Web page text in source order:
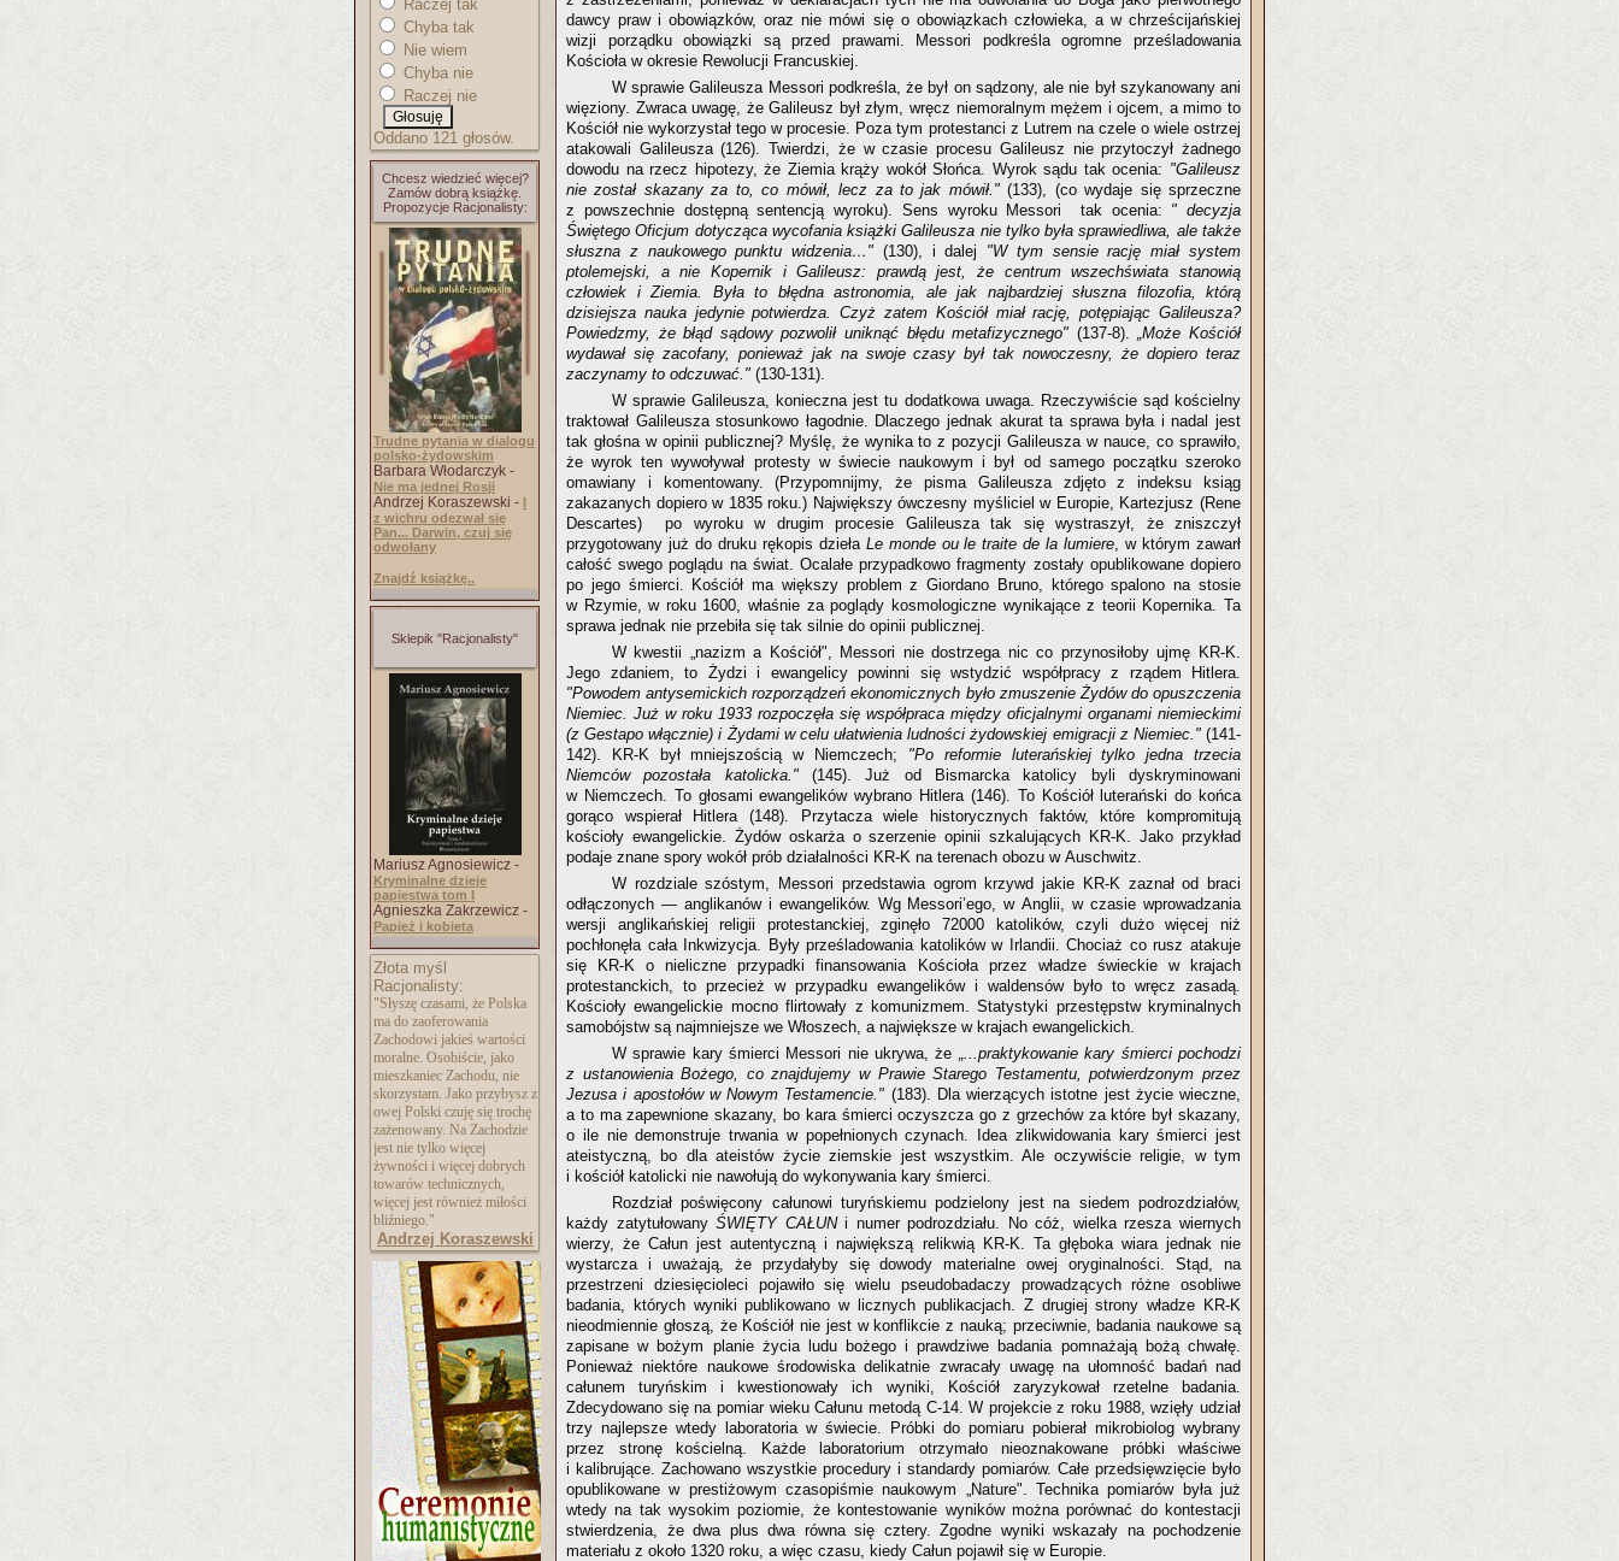
Raczej tak
Chyba tak
Nie wiem
Chyba nie
Raczej nie
Oddano 121 głosów.
Chcesz wiedzieć więcej?
Zamów dobrą książkę.
Propozycje Racjonalisty:
Trudne pytania w dialogu
polsko-żydowskim
Barbara Włodarczyk -
Nie ma jednej Rosji
Andrzej Koraszewski - I
z wichru odezwał się
Pan... Darwin, czuj się
odwołany
Znajdź książkę..
Sklepik "Racjonalisty"
Mariusz Agnosiewicz -
Kryminalne dzieje
papiestwa tom I
Agnieszka Zakrzewicz -
Papież i kobieta
Złota myśl
Racjonalisty:
"Słyszę czasami, że Polska
ma do zaoferowania
Zachodowi jakieś wartości
moralne. Osobiście, jako
mieszkaniec Zachodu, nie
skorzystam. Jako przybysz z
owej Polski czuję się trochę
zażenowany. Na Zachodzie
jest nie tylko więcej
żywności i więcej dobrych
towarów technicznych,
więcej jest również miłości
bliźniego."
Andrzej Koraszewski
dawcy praw i obowiązków, oraz nie mówi się o obowiązkach człowieka, a w chrześcijańskiej
wizji porządku obowiązki są przed prawami. Messori podkreśla ogromne prześladowania
Kościoła w okresie Rewolucji Francuskiej.
W sprawie Galileusza Messori podkreśla, że był on sądzony, ale nie był szykanowany ani
więziony. Zwraca uwagę, że Galileusz był złym, wręcz niemoralnym mężem i ojcem, a mimo to
Kościół nie wykorzystał tego w procesie. Poza tym protestanci z Lutrem na czele o wiele ostrzej
atakowali Galileusza (126). Twierdzi, że w czasie procesu Galileusz nie przytoczył żadnego
dowodu na rzecz hipotezy, że Ziemia krąży wokół Słońca. Wyrok sądu tak ocenia: "Galileusz
nie został skazany za to, co mówił, lecz za to jak mówił."(133), (co wydaje się sprzeczne
z powszechnie dostępną sentencją wyroku). Sens wyroku Messori tak ocenia: " decyzja
Świętego Oficjum dotycząca wycofania książki Galileusza nie tylko była sprawiedliwa, ale także
słuszna z naukowego punktu widzenia…" (130), i dalej "W tym sensie rację miał system
ptolemejski, a nie Kopernik i Galileusz: prawdą jest, że centrum wszechświata stanowią
człowiek i Ziemia. Była to błędna astronomia, ale jak najbardziej słuszna filozofia, którą
dzisiejsza nauka jedynie potwierdza. Czyż zatem Kościół miał rację, potępiając Galileusza?
Powiedzmy, że błąd sądowy pozwolił uniknąć błędu metafizycznego" (137-8).
„Może Kościół
wydawał się zacofany, ponieważ jak na swoje czasy był tak nowoczesny, że dopiero teraz
zaczynamy to odczuwać." (130-131).
W sprawie Galileusza, konieczna jest tu dodatkowa uwaga. Rzeczywiście sąd kościelny
traktował Galileusza stosunkowo łagodnie. Dlaczego jednak akurat ta sprawa była i nadal jest
tak głośna w opinii publicznej? Myślę, że wynika to z pozycji Galileusza w nauce, co sprawiło,
że wyrok ten wywoływał protesty w świecie naukowym i był od samego początku szeroko
omawiany i komentowany. (Przypomnijmy, że pisma Galileusza zdjęto z indeksu ksiąg
zakazanych dopiero w 1835 roku.) Największy ówczesny myśliciel w Europie, Kartezjusz (Rene
Descartes) po wyroku w drugim procesie Galileusza tak się wystraszył, że zniszczył
przygotowany już do druku rękopis dzieła Le monde ou le traite de la lumiere , w którym zawarł
całość swego poglądu na świat. Ocalałe przypadkowo fragmenty zostały opublikowane dopiero
po jego śmierci. Kościół ma większy problem z Giordano Bruno, którego spalono na stosie
w Rzymie, w roku 1600, właśnie za poglądy kosmologiczne wynikające z teorii Kopernika. Ta
sprawa jednak nie przebiła się tak silnie do opinii publicznej.
W kwestii „nazizm a Kościół", Messori nie dostrzega nic co przynosiłoby ujmę KR-K.
Jego zdaniem, to Żydzi i ewangelicy powinni się wstydzić współpracy z rządem Hitlera.
"Powodem antysemickich rozporządzeń ekonomicznych było zmuszenie Żydów do opuszczenia
Niemiec. Już w roku 1933 rozpoczęła się współpraca między oficjalnymi organami niemieckimi
(z Gestapo włącznie) i Żydami w celu ułatwienia ludności żydowskiej emigracji z Niemiec."(141-
142). KR-K był mniejszością w Niemczech; "Po reformie luterańskiej tylko jedna trzecia
Niemców pozostała katolicka."(145). Już od Bismarcka katolicy byli dyskryminowani
w Niemczech. To głosami ewangelików wybrano Hitlera (146). To Kościół luterański do końca
gorąco wspierał Hitlera (148). Przytacza wiele historycznych faktów, które kompromitują
kościoły ewangelickie. Żydów oskarża o szerzenie opinii szkalujących KR-K. Jako przykład
podaje znane spory wokół prób działalności KR-K na terenach obozu w Auschwitz.
W rozdziale szóstym, Messori przedstawia ogrom krzywd jakie KR-K zaznał od braci
odłączonych — anglikanów i ewangelików. Wg Messori’ego, w Anglii, w czasie wprowadzania
wersji anglikańskiej religii protestanckiej, zginęło 72000 katolików, czyli dużo więcej niż
pochłonęła cała Inkwizycja. Były prześladowania katolików w Irlandii. Chociaż co rusz atakuje
się KR-K o nieliczne przypadki finansowania Kościoła przez władze świeckie w krajach
protestanckich, to przecież w przypadku ewangelików i waldensów było to wręcz zasadą.
Kościoły ewangelickie mocno flirtowały z komunizmem. Statystyki przestępstw kryminalnych
samobójstw są najmniejsze we Włoszech, a największe w krajach ewangelickich.
W sprawie kary śmierci Messori nie ukrywa, że
„...praktykowanie kary śmierci pochodzi
z ustanowienia Bożego, co znajdujemy w Prawie Starego Testamentu, potwierdzonym przez
Jezusa i apostołów w Nowym Testamencie." (183). Dla wierzących istotne jest życie wieczne,
a to ma zapewnione skazany, bo kara śmierci oczyszcza go z grzechów za które był skazany,
o ile nie demonstruje trwania w popełnionych czynach. Idea zlikwidowania kary śmierci jest
ateistyczną, bo dla ateistów życie ziemskie jest wszystkim. Ale oczywiście religie, w tym
i kościół katolicki nie nawołują do wykonywania kary śmierci.
Rozdział poświęcony całunowi turyńskiemu podzielony jest na siedem podrozdziałów,
każdy zatytułowanyŚWIĘTY CAŁUNi numer podrozdziału. No cóż, wielka rzesza wiernych
wierzy, że Całun jest autentyczną i największą relikwią KR-K. Ta głęboka wiara jednak nie
wystarcza i uważają, że przydałyby się dowody materialne owej oryginalności. Stąd, na
przestrzeni dziesięcioleci pojawiło się wielu pseudobadaczy prowadzących różne osobliwe
badania, których wyniki publikowano w licznych publikacjach. Z drugiej strony władze KR-K
nieodmiennie głoszą, że Kościół nie jest w konflikcie z nauką; przeciwnie, badania naukowe są
zapisane w bożym planie życia ludu bożego i prawdziwe badania pomnażają bożą chwałę.
Ponieważ niektóre naukowe środowiska delikatnie zwracały uwagę na ułomność badań nad
całunem turyńskim i kwestionowały ich wyniki, Kościół zaryzykował rzetelne badania.
Zdecydowano się na pomiar wieku Całunu metodą C-14. W projekcie z roku 1988, wzięły udział
trzy najlepsze wtedy laboratoria w świecie. Próbki do pomiaru pobierał mikrobiolog wybrany
przez stronę kościelną. Każde laboratorium otrzymało nieoznakowane próbki właściwe
i kalibrujące. Zachowano wszystkie procedury i standardy pomiarów. Całe przedsięwzięcie było
opublikowane w prestiżowym czasopiśmie naukowym „Nature". Technika pomiarów była już
wtedy na tak wysokim poziomie, że kontestowanie wyników można porównać do kontestacji
stwierdzenia, że dwa plus dwa równa się cztery. Zgodne wyniki wskazały na pochodzenie
materiału z około 1320 roku, a więc czasu, kiedy Całun pojawił się w Europie.